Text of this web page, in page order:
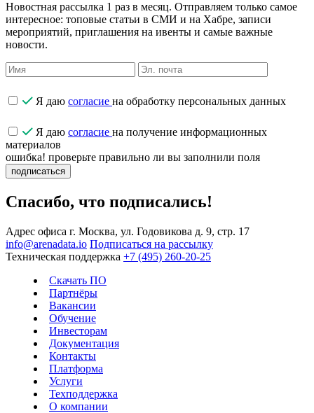
Новостная рассылка 1 раз в месяц. Отправляем только самое
интересное: топовые статьи в СМИ и на Хабре, записи
мероприятий, приглашения на ивенты и самые важные
новости.
Я даю согласие на обработку персональных данных
Я даю согласие на получение информационных
материалов
ошибка! проверьте правильно ли вы заполнили поля
подписаться
Спасибо, что подписались!
Адрес офиса г. Москва, ул. Годовикова д. 9, стр. 17
info@arenadata.io Подписаться на рассылку
Техническая поддержка +7 (495) 260-20-25
Скачать ПО
Партнёры
Вакансии
Обучение
Инвесторам
Документация
Контакты
Платформа
Услуги
Техподдержка
О компании